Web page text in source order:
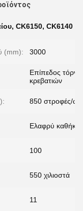
, CK6150, CK6140
(mm): 3000
Επίπεδος
κρεβατιών
850 στροφές/
Ελαφρύ καθήκον
100
550 χιλιοστά
11